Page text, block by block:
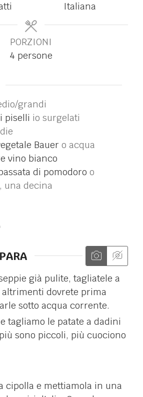
Italiana
PORZIONI
4 persone
grandi
piselli io surgelati
Bauer o acqua
vino bianco
di pomodoro o
una decina
già pulite, tagliatele a
dovrete prima
sotto acqua corrente.
tagliamo le patate a dadini
sono piccoli, più cuociono
cipolla e mettiamola in una